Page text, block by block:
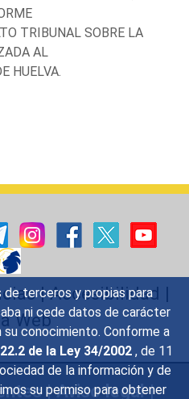
terceros y propias para
ni cede datos de carácter
su conocimiento. Conforme a
de la Ley 34/2002 , de 11
de la información y de
su permiso para obtener
TRIBUNAL SOBRE LA
AL
HUELVA.
|Accesibilidad |
Web
|Aviso legal|